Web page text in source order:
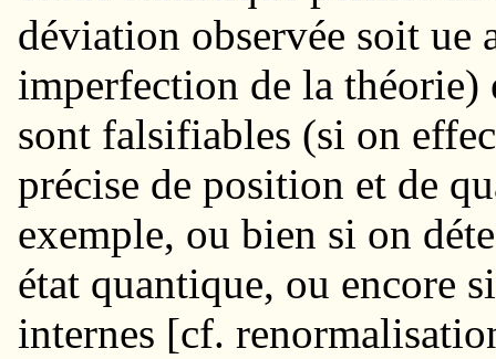
déviation observée soit ue
imperfection de la théorie)
sont falsifiables (si on
précise de position et de
exemple, ou bien si on
état quantique, ou encore
internes [cf.